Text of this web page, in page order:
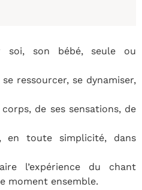
soi, son bébé, seule ou
ressourcer, se dynamiser,
de ses sensations, de
toute simplicité, dans
l’expérience du chant
moment ensemble.